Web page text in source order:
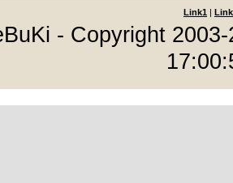
Link1 |
- Copyright